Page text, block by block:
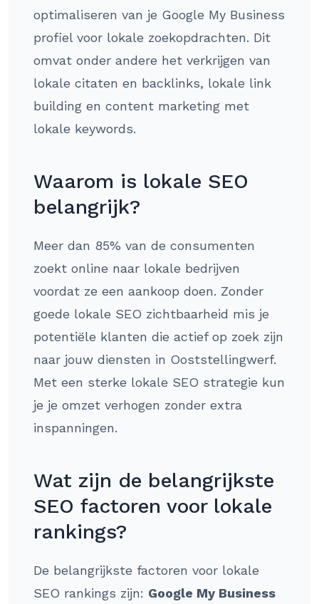
optimaliseren van je Google My Business
profiel voor lokale zoekopdrachten. Dit
omvat onder andere het verkrijgen van
lokale citaten en backlinks, lokale link
building en content marketing met
lokale keywords.
Waarom is lokale SEO
belangrijk?
Meer dan 85% van de consumenten
zoekt online naar lokale bedrijven
voordat ze een aankoop doen. Zonder
goede lokale SEO zichtbaarheid mis je
potentiële klanten die actief op zoek zijn
naar jouw diensten in Ooststellingwerf.
Met een sterke lokale SEO strategie kun
je je omzet verhogen zonder extra
inspanningen.
Wat zijn de belangrijkste
SEO factoren voor lokale
rankings?
De belangrijkste factoren voor lokale
SEO rankings zijn: Google My Business